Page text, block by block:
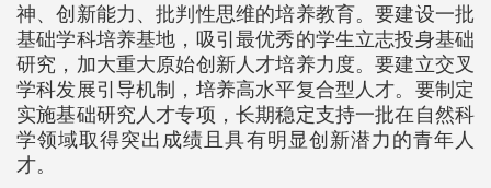
神、创新能力、批判性思维的培养教育。要建设一批
基础学科培养基地，吸引最优秀的学生立志投身基础
研究，加大重大原始创新人才培养力度。要建立交叉
学科发展引导机制，培养高水平复合型人才。要制定
实施基础研究人才专项，长期稳定支持一批在自然科
学领域取得突出成绩且具有明显创新潜力的青年人
才。